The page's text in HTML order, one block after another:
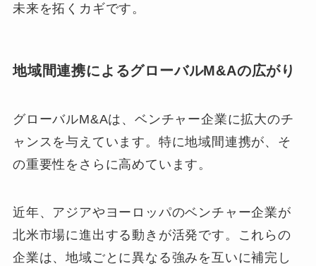
未来を拓くカギです。
地域間連携によるグローバルM&Aの広がり
グローバルM&Aは、ベンチャー企業に拡大のチ
ャンスを与えています。特に地域間連携が、そ
の重要性をさらに高めています。
近年、アジアやヨーロッパのベンチャー企業が
北米市場に進出する動きが活発です。これらの
企業は、地域ごとに異なる強みを互いに補完し